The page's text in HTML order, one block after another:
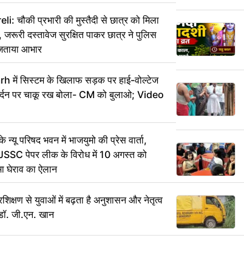
चौकी प्रभारी की मुस्तैदी से छात्र को मिला
जरूरी दस्तावेज सुरक्षित पाकर छात्र ने पुलिस
आभार
में सिस्टम के खिलाफ सड़क पर हाई-वोल्टेज
पर चाकू रख बोला- CM को बुलाओ; Video
न्यू परिषद भवन में भाजयुमो की प्रेस वार्ता,
पेपर लीक के विरोध में 10 अगस्त को
घेराव का ऐलान
से युवाओं में बढ़ता है अनुशासन और नेतृत्व
जी.एन. खान